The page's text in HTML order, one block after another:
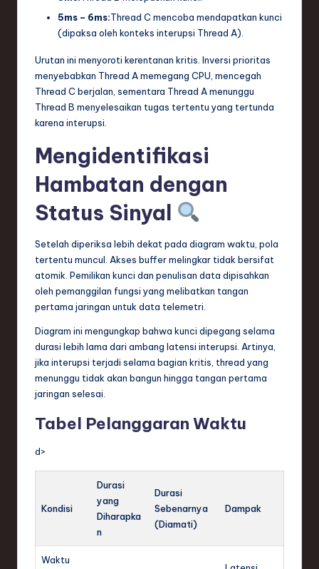
5ms – 6ms:Thread C mencoba mendapatkan kunci
(dipaksa oleh konteks interupsi Thread A).
Urutan ini menyoroti kerentanan kritis. Inversi prioritas
menyebabkan Thread A memegang CPU, mencegah
Thread C berjalan, sementara Thread A menunggu
Thread B menyelesaikan tugas tertentu yang tertunda
karena interupsi.
Mengidentifikasi
Hambatan dengan
Status Sinyal
Setelah diperiksa lebih dekat pada diagram waktu, pola
tertentu muncul. Akses buffer melingkar tidak bersifat
atomik. Pemilikan kunci dan penulisan data dipisahkan
oleh pemanggilan fungsi yang melibatkan tangan
pertama jaringan untuk data telemetri.
Diagram ini mengungkap bahwa kunci dipegang selama
durasi lebih lama dari ambang latensi interupsi. Artinya,
jika interupsi terjadi selama bagian kritis, thread yang
menunggu tidak akan bangun hingga tangan pertama
jaringan selesai.
Tabel Pelanggaran Waktu
d>
Kondisi
Durasi
yang
Diharapka
n
Durasi
Sebenarnya
(Diamati)
Dampak
Waktu